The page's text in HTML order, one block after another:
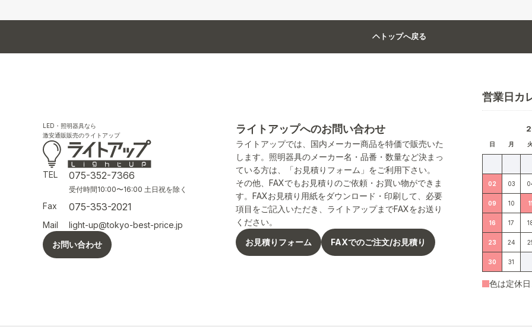
トップへ戻る
LED・照明器具なら
激安通販販売のライトアップ
TEL 075-352-7366
受付時間10:00〜16:00 土日祝を除く
Fax 075-353-2021
Mail
light-up@tokyo-best-price.jp
お問い合わせ
ライトアップへのお問い合わせ
ライトアップでは、国内メーカー商品を特価で販売いた
します。照明器具のメーカー名・品番・数量など決まっ
ている方は、「お見積りフォーム」をご利用下さい。
その他、FAXでもお見積りのご依頼・お買い物ができま
す。FAXお見積り用紙をダウンロード・印刷して、必要
項目をご記入いただき、ライトアップまでFAXをお送り
ください。
お見積りフォーム
FAXでのご注文/お見積り
営業日カ
日 月 火
02 03
09 10 11
16 17
23 24
30 31
色は定休日